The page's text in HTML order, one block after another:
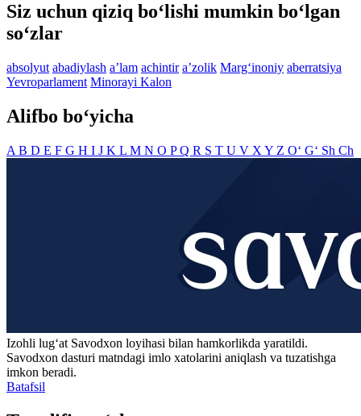
Siz uchun qiziq bo‘lishi mumkin bo‘lgan
so‘zlar
absolyut abadiylash aʼlam achintir aʼzolik Marg‘inoniy aberratsiya
Yevroparlament Minorayi Kalon
Alifbo bo‘yicha
A B D E F G H I J K L M N O PQ R S T U V X Y Z O‘ G‘ Sh Ch
Izohli lugʻat Savodxon loyihasi bilan hamkorlikda yaratildi.
Savodxon dasturi matndagi imlo xatolarini aniqlash va tuzatishga
imkon beradi.
Batafsil